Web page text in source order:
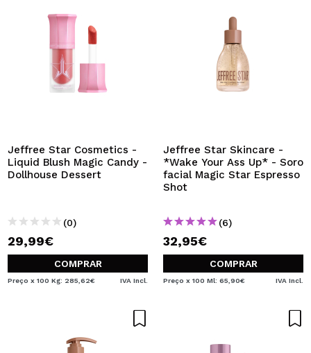
Jeffree Star Cosmetics -
Liquid Blush Magic Candy -
Dollhouse Dessert
(0)
29,99€
COMPRAR
Preço x 100 Kg: 285,62€ IVA Incl.
Jeffree Star Skincare -
*Wake Your Ass Up* - Soro
facial Magic Star Espresso
Shot
(6)
32,95€
COMPRAR
Preço x 100 Ml: 65,90€ IVA Incl.